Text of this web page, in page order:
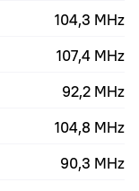
104,3 MHz
107,4 MHz
92,2 MHz
104,8 MHz
90,3 MHz